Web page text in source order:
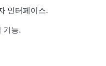
인터페이스.
기능.